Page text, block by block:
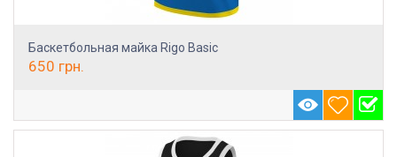
Баскетбольная майка Rigo Basic
650 грн.